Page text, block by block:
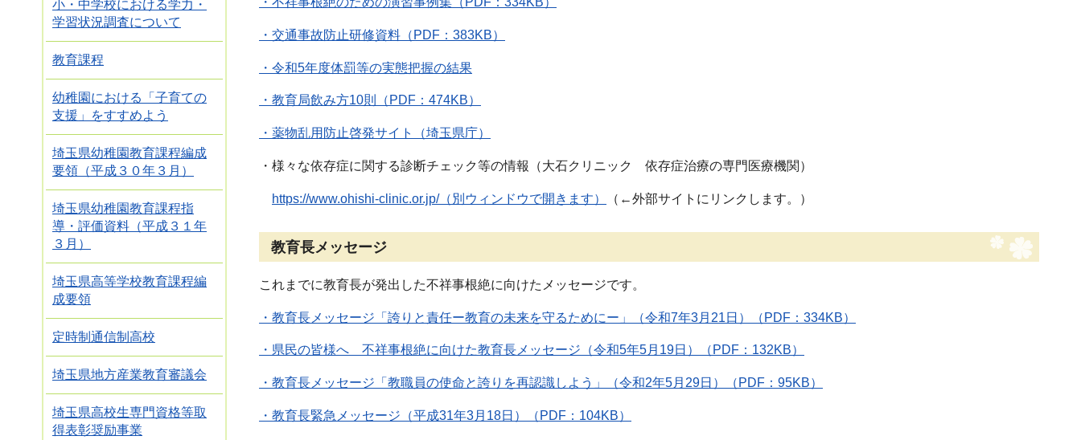
小・中学校における学力・
学習状況調査について
教育課程
幼稚園における「子育ての
支援」をすすめよう
埼玉県幼稚園教育課程編成
要領（平成３０年３月）
埼玉県幼稚園教育課程指
導・評価資料（平成３１年
３月）
埼玉県高等学校教育課程編
成要領
定時制通信制高校
埼玉県地方産業教育審議会
埼玉県高校生専門資格等取
得表彰奨励事業
・交通事故防止研修資料（PDF：383KB）
・令和5年度体罰等の実態把握の結果
・教育局飲み方10則（PDF：474KB）
・薬物乱用防止啓発サイト（埼玉県庁）
・様々な依存症に関する診断チェック等の情報（大石クリニック 依存症治療の専門医療機関）
https://www.ohishi-clinic.or.jp/（別ウィンドウで開きます） （←外部サイトにリンクします。）
教育長メッセージ
これまでに教育長が発出した不祥事根絶に向けたメッセージです。
・教育長メッセージ「誇りと責任ー教育の未来を守るためにー」（令和7年3月21日）（PDF：334KB）
・県民の皆様へ 不祥事根絶に向けた教育長メッセージ（令和5年5月19日）（PDF：132KB）
・教育長メッセージ「教職員の使命と誇りを再認識しよう」（令和2年5月29日）（PDF：95KB）
・教育長緊急メッセージ（平成31年3月18日）（PDF：104KB）